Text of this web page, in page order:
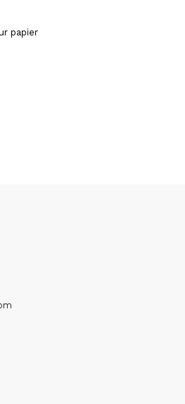
papier